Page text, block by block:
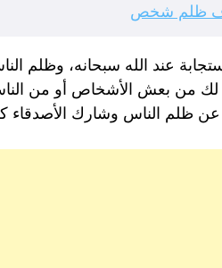
ظلم شخص
عند الله سبحانه، وظلم
من بعش الأشخاص أو من الناس
عن ظلم الناس وشارك